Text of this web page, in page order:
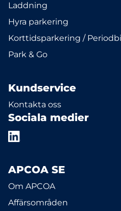
Laddning
Hyra parkering
Korttidsparkering /
Park & Go
Kundservice
Kontakta oss
Sociala medier
APCOA SE
Om APCOA
Affärsområden